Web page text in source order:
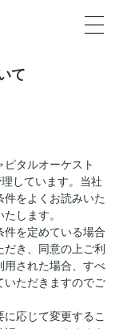
て
タルオーケスト
しています。当社
をよくお読みいた
します。
件を定めている場合
き、同意の上ご利
用された場合、すべ
いただきますのでご
応じて変更するこ